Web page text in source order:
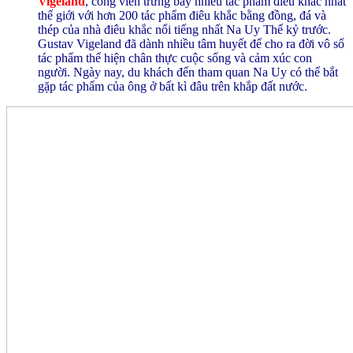
thế giới với hơn 200 tác phẩm điêu khắc bằng đồng, đá và
thép của nhà điêu khắc nổi tiếng nhất Na Uy Thế kỷ trước.
Gustav Vigeland đã dành nhiều tâm huyết để cho ra đời vô số
tác phẩm thể hiện chân thực cuộc sống và cảm xúc con
người. Ngày nay, du khách đến tham quan Na Uy có thể bắt
gặp tác phẩm của ông ở bất kì đâu trên khắp đất nước.